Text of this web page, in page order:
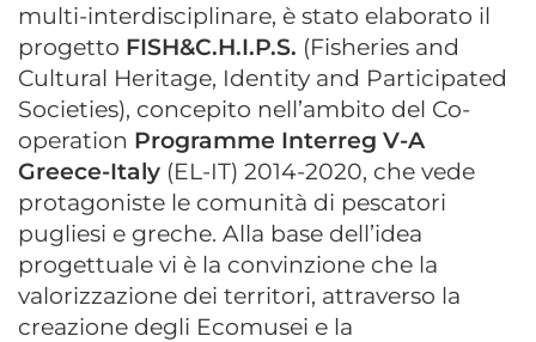
multi-interdisciplinare, è stato elaborato il
progetto FISH&C.H.I.P.S. (Fisheries and
Cultural Heritage, Identity and Participated
Societies), concepito nell’ambito del Co-
operation Programme Interreg V-A
Greece-Italy (EL-IT) 2014-2020, che vede
protagoniste le comunità di pescatori
pugliesi e greche. Alla base dell’idea
progettuale vi è la convinzione che la
valorizzazione dei territori, attraverso la
creazione degli Ecomusei e la